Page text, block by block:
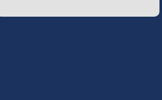
Alternative: